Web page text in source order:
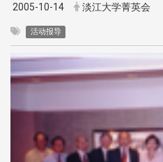
2005-10-14 淡江大学菁英会
活动报导